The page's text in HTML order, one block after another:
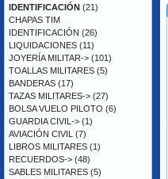
IDENTIFICACIÓN (21)
CHAPAS TIM
IDENTIFICACIÓN (26)
LIQUIDACIONES (11)
JOYERÍA MILITAR-> (101)
TOALLAS MILITARES (5)
BANDERAS (17)
TAZAS MILITARES-> (27)
BOLSA VUELO PILOTO (6)
GUARDIA CIVIL-> (1)
AVIACIÓN CIVIL (7)
LIBROS MILITARES (1)
RECUERDOS-> (48)
SABLES MILITARES (5)